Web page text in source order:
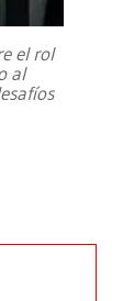
el rol
al